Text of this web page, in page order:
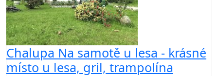
Chalupa Na samotě u lesa - krásné
místo u lesa, gril, trampolína